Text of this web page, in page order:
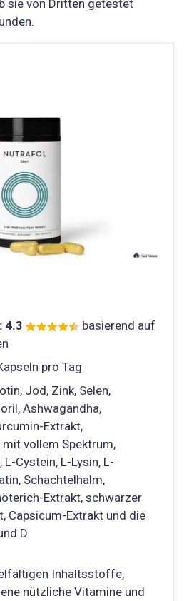
sie von Dritten getestet
4.3
basierend auf
pro Tag
Jod, Zink, Selen,
Ashwagandha,
Extrakt,
vollem Spektrum,
L-Cystein, L-Lysin, L-
Schachtelhalm,
Extrakt, schwarzer
Capsicum-Extrakt und die
D
Inhaltsstoffe,
nützliche Vitamine und